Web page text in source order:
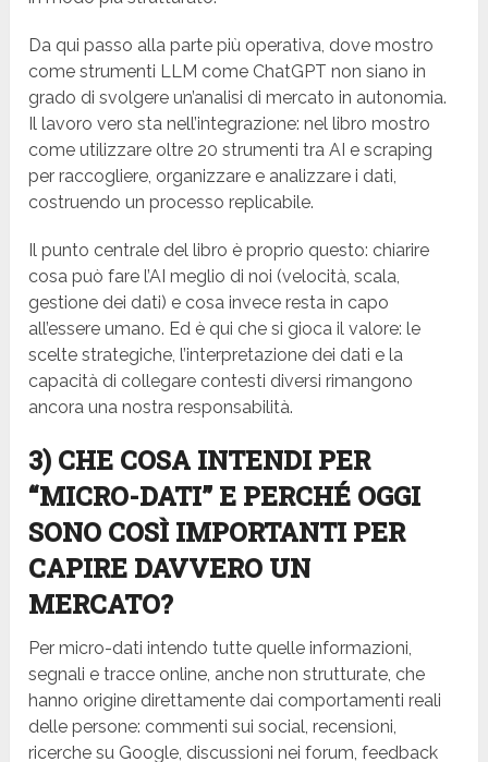
Da qui passo alla parte più operativa, dove mostro
come strumenti LLM come ChatGPT non siano in
grado di svolgere un’analisi di mercato in autonomia.
Il lavoro vero sta nell’integrazione: nel libro mostro
come utilizzare oltre 20 strumenti tra AI e scraping
per raccogliere, organizzare e analizzare i dati,
costruendo un processo replicabile.
Il punto centrale del libro è proprio questo: chiarire
cosa può fare l’AI meglio di noi (velocità, scala,
gestione dei dati) e cosa invece resta in capo
all’essere umano. Ed è qui che si gioca il valore: le
scelte strategiche, l’interpretazione dei dati e la
capacità di collegare contesti diversi rimangono
ancora una nostra responsabilità.
3) CHE COSA INTENDI PER
“MICRO-DATI” E PERCHÉ OGGI
SONO COSÌ IMPORTANTI PER
CAPIRE DAVVERO UN
MERCATO?
Per micro-dati intendo tutte quelle informazioni,
segnali e tracce online, anche non strutturate, che
hanno origine direttamente dai comportamenti reali
delle persone: commenti sui social, recensioni,
ricerche su Google, discussioni nei forum, feedback